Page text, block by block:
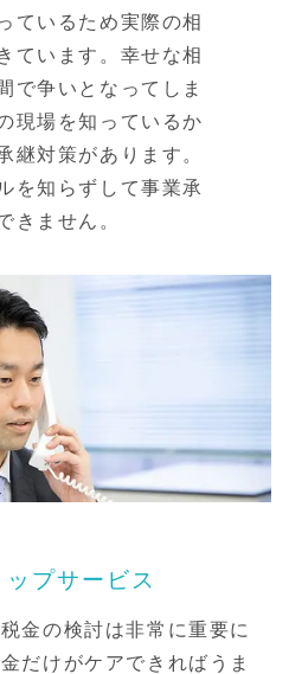
ているため実際の相
ています。幸せな相
で争いとなってしま
現場を知っているか
継対策があります。
を知らずして事業承
きません。
プサービス
金の検討は非常に重要に
だけがケアできればうま